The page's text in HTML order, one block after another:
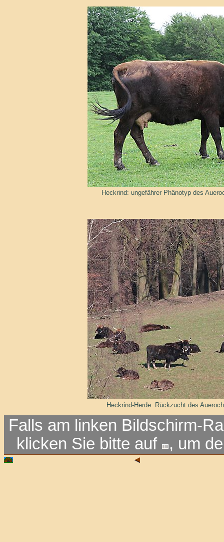
Heckrind: ungefährer Phänotyp des
Heckrind-Herde: Rückzucht des
Falls am linken Bildschirm-
klicken Sie bitte auf
, um